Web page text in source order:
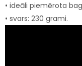
• ideāli piemērota
• svars: 230 grami.